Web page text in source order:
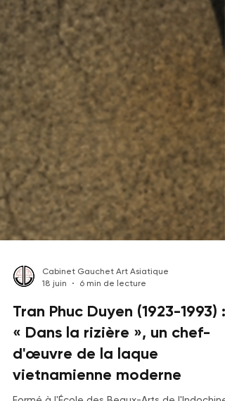
Cabinet Gauchet Art Asiatique
18 juin
6 min de lecture
Tran Phuc Duyen (1923-1993) :
« Dans la rizière », un chef-
d'œuvre de la laque